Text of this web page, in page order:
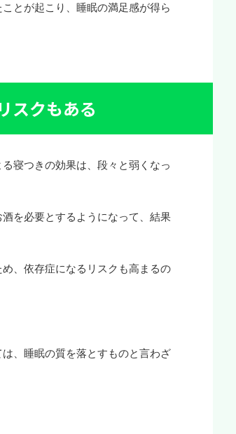
とが起こり、睡眠の満足感が得ら
スクもある
寝つきの効果は、段々と弱くなっ
を必要とするようになって、結果
、依存症になるリスクも高まるの
、睡眠の質を落とすものと言わざ